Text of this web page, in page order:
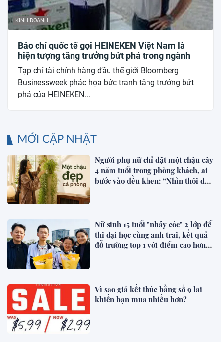
KINH DOANH
Báo chí quốc tế gọi HEINEKEN Việt Nam là
hiện tượng tăng trưởng bứt phá trong ngành
Tạp chí tài chính hàng đầu thế giới Bloomberg
Businessweek phác họa bức tranh tăng trưởng bứt
phá của HEINEKEN...
MỚI CẬP NHẬT
Người phụ nữ chỉ đặt một chậu cây
4 năm tuổi trong phòng khách, ai
bước vào đều khen: “Nhìn thôi đã
Nữ sinh 15 tuổi "nhảy cóc" 2 lớp để
thi đại học cùng anh trai, kết quả
đỗ trường top 1 với điểm cao hơn
Vì sao giá kết thúc bằng số 9 lại
khiến bạn mua nhiều hơn?